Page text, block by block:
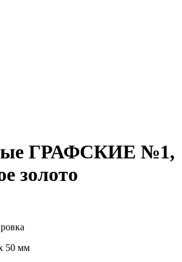
ГРАФСКИЕ №1,
золото
50 мм